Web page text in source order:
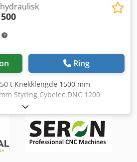
Ring
t Knekklengde 1500 mm
Styring Cybelec DNC 1200
min Arbeidshastighet 1-10 mm/sek
Arbeidsløft 156 mm Etterslepstid
Dybde 200 mm Avstand bord –
160 mm Bordhøyde 850
arbeidsområde +/- 50 Antall